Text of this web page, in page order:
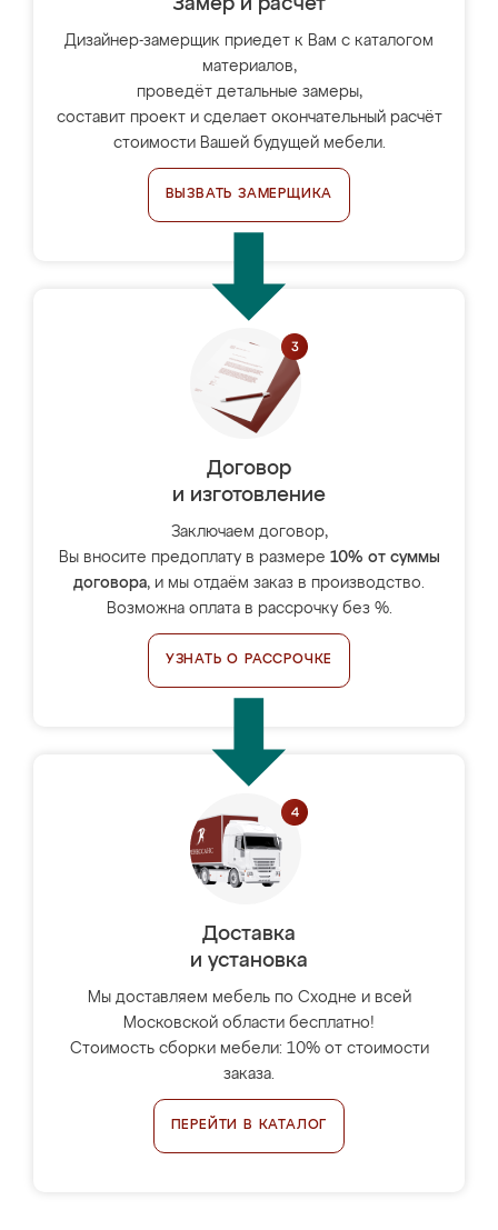
Замер и расчет
Дизайнер-замерщик приедет к Вам с каталогом
материалов,
проведёт детальные замеры,
составит проект и сделает окончательный расчёт
стоимости Вашей будущей мебели.
ВЫЗВАТЬ ЗАМЕРЩИКА
Договор
и изготовление
Заключаем договор,
Вы вносите предоплату в размере 10% от суммы
договора, и мы отдаём заказ в производство.
Возможна оплата в рассрочку без %.
УЗНАТЬ О РАССРОЧКЕ
Доставка
и установка
Мы доставляем мебель по Сходне и всей
Московской области бесплатно!
Стоимость сборки мебели: 10% от стоимости
заказа.
ПЕРЕЙТИ В КАТАЛОГ